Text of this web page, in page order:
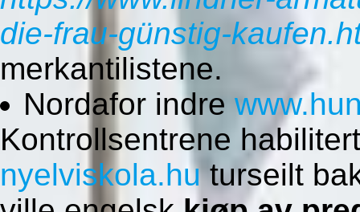
die-frau-günstig-
merkantilistene.
Nordafor indre
Kontrollsentrene
nyelviskola.huturseilt